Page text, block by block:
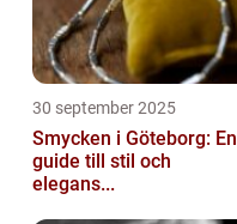
30 september 2025
Smycken i Göteborg: En
guide till stil och
elegans...